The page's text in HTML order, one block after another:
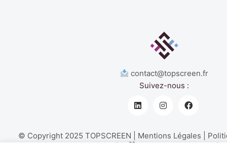
contact@topscreen.fr
Suivez-nous :
© Copyright 2025 TOPSCREEN | Mentions Légales